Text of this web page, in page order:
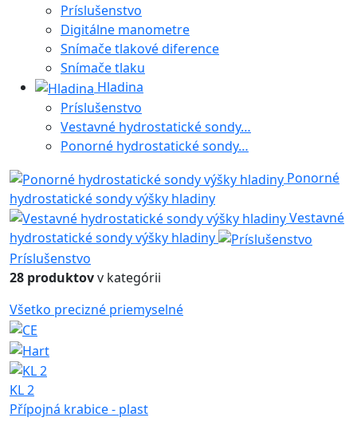
Príslušenstvo
Digitálne manometre
Snímače tlakové diference
Snímače tlaku
Hladina
Príslušenstvo
Vestavné hydrostatické sondy…
Ponorné hydrostatické sondy…
Ponorné
hydrostatické sondy výšky hladiny
Vestavné
hydrostatické sondy výšky hladiny
Príslušenstvo
28 produktovv kategórii
Všetko precizné priemyselné
KL 2
Přípojná krabice - plast